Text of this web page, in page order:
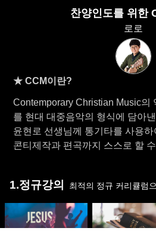
찬양인도를 위한
로로
★ CCM이란?
Contemporary Christian Music의
를 현대 대중음악의 형식에 담아
윤현로 선생님께 통기타를 사용
콘티제작과 편곡까지 스스로 할
1.정규강의 최적의 정규 커리큘럼